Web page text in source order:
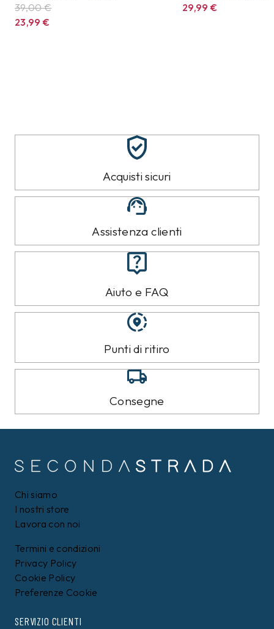
39,00 €
23,99€
29,99€
Acquisti sicuri
Assistenza clienti
Aiuto e FAQ
Punti di ritiro
Consegne
Chi siamo
I nostri store
Lavora con noi
Termini e condizioni
Privacy Policy
Cookie Policy
Preferenze Cookie
SERVIZIO CLIENTI